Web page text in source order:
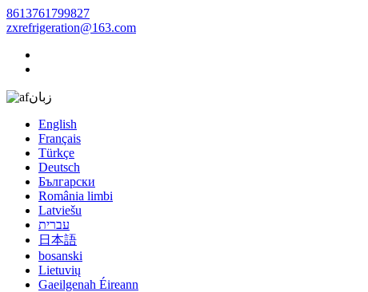
8613761799827
zxrefrigeration@163.com
زبان
English
Français
Türkçe
Deutsch
Български
România limbi
Latviešu
עברית
日本語
bosanski
Lietuvių
Gaeilgenah Éireann